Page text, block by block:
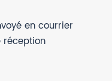
en courrier